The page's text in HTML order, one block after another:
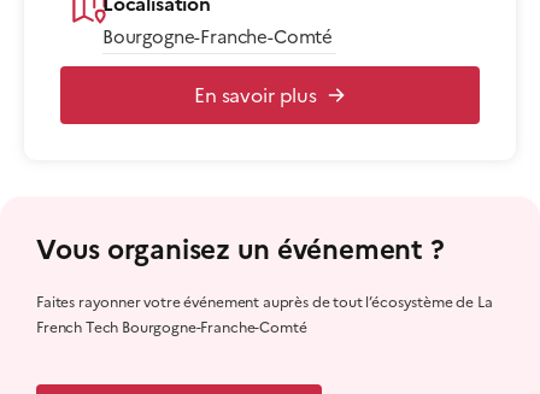
Bourgogne-Franche-Comté
En savoir plus
Vous organisez un événement ?
Faites rayonner votre événement auprès de tout l’écosystème de La
French Tech Bourgogne-Franche-Comté